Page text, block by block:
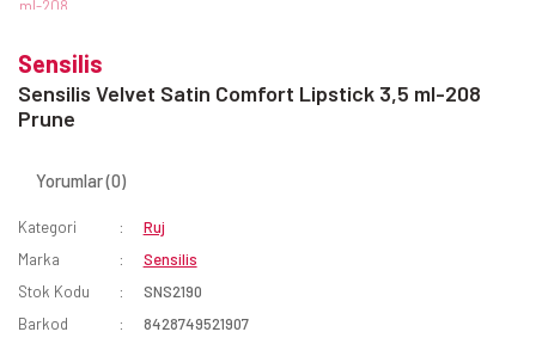
Sensilis
Sensilis Velvet Satin Comfort Lipstick 3,5 ml-208
Prune
Yorumlar (0)
Kategori
Ruj
Marka
Sensilis
Stok Kodu
SNS2190
Barkod
8428749521907